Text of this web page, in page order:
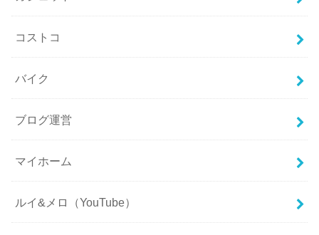
コストコ
バイク
ブログ運営
マイホーム
ルイ&メロ（YouTube）